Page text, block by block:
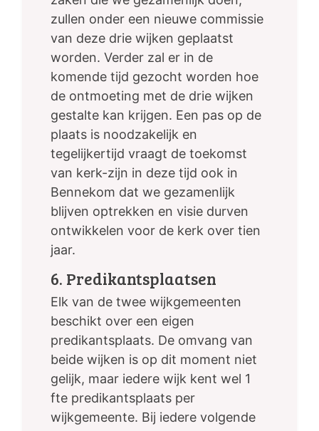
zullen onder een nieuwe commissie
van deze drie wijken geplaatst
worden. Verder zal er in de
komende tijd gezocht worden hoe
de ontmoeting met de drie wijken
gestalte kan krijgen. Een pas op de
plaats is noodzakelijk en
tegelijkertijd vraagt de toekomst
van kerk-zijn in deze tijd ook in
Bennekom dat we gezamenlijk
blijven optrekken en visie durven
ontwikkelen voor de kerk over tien
jaar.
6. Predikantsplaatsen
Elk van de twee wijkgemeenten
beschikt over een eigen
predikantsplaats. De omvang van
beide wijken is op dit moment niet
gelijk, maar iedere wijk kent wel 1
fte predikantsplaats per
wijkgemeente. Bij iedere volgende